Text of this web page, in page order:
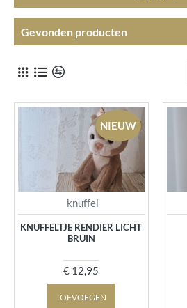
Gevonden producten
NIEUW
knuffel
KNUFFELTJE RENDIER LICHT
BRUIN
€ 12,95
TOEVOEGEN